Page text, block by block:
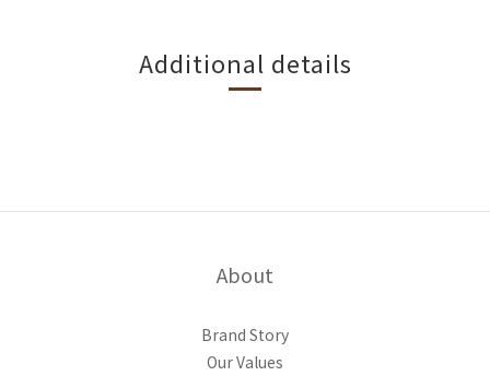
Additional details
About
Brand Story
Our Values